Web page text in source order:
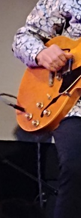
- 79. rész: Marion